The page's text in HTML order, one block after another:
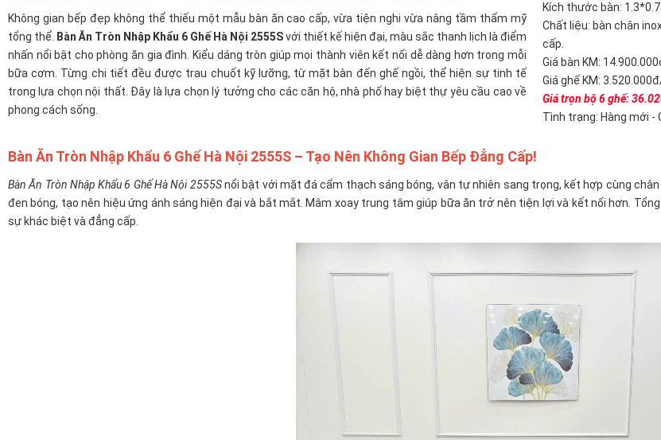
Không gian bếp đẹp không thể thiếu một mẫu bàn ăn cao cấp, vừa tiện nghi vừa nâng tầm thẩm mỹ
tổng thể. Bàn Ăn Tròn Nhập Khẩu 6 Ghế Hà Nội 2555Svới thiết kế hiện đại, màu sắc thanh lịch là điểm
nhấn nổi bật cho phòng ăn gia đình. Kiểu dáng tròn giúp mọi thành viên kết nối dễ dàng hơn trong mỗi
bữa cơm. Từng chi tiết đều được trau chuốt kỹ lưỡng, từ mặt bàn đến ghế ngồi, thể hiện sự tinh tế
trong lựa chọn nội thất. Đây là lựa chọn lý tưởng cho các căn hộ, nhà phố hay biệt thự yêu cầu cao về
phong cách sống.
Kích thước bàn:
Chất liệu: bàn chân
cấp.
Giá bàn KM:
Giá ghế KM:
Giá trọn bộ 6 ghế:
Tình trạng: Hàng mới -
Bàn Ăn Tròn Nhập Khẩu 6 Ghế Hà Nội 2555S – Tạo Nên Không Gian Bếp Đẳng Cấp!
Bàn Ăn Tròn Nhập Khẩu 6 Ghế Hà Nội 2555Snổi bật với mặt đá cẩm thạch sáng bóng, vân tự nhiên sang trọng, kết hợp cùng
đen bóng, tạo nên hiệu ứng ánh sáng hiện đại và bắt mắt. Mâm xoay trung tâm giúp bữa ăn trở nên tiện lợi và kết nối hơn.
sự khác biệt và đẳng cấp.